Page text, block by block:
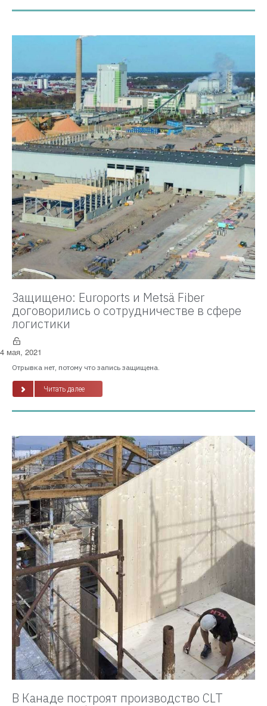
Защищено: Euroports и Metsä Fiber
договорились о сотрудничестве в сфере
логистики
4 мая, 2021
Отрывка нет, потому что запись защищена.
Читать далее
В Канаде построят производство CLT